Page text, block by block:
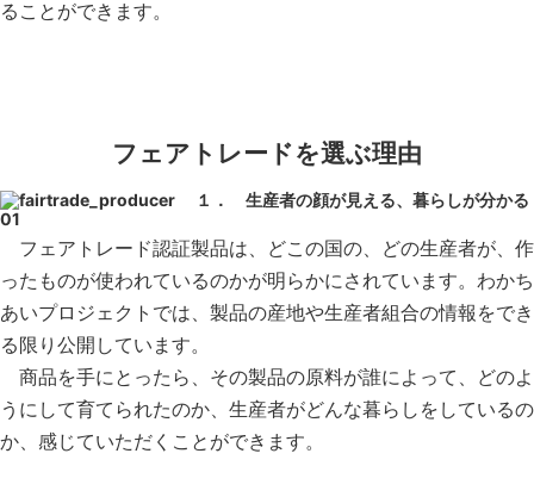
ることができます。
フェアトレードを選ぶ理由
１． 生産者の顔が見える、暮らしが分かる
フェアトレード認証製品は、どこの国の、どの生産者が、作
ったものが使われているのかが明らかにされています。わかち
あいプロジェクトでは、製品の産地や生産者組合の情報をでき
る限り公開しています。
商品を手にとったら、その製品の原料が誰によって、どのよ
うにして育てられたのか、生産者がどんな暮らしをしているの
か、感じていただくことができます。